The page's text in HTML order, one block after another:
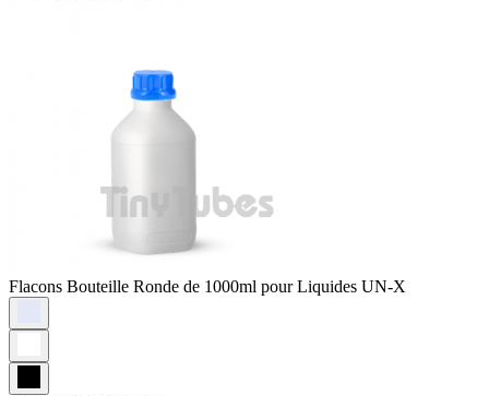
Flacons Bouteille Ronde de 1000ml pour Liquides UN-X